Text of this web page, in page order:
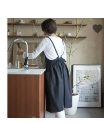
favorite